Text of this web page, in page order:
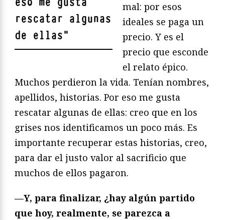
rescatar algunas
de ellas"
mal: por esos
ideales se paga un
precio. Y es el
precio que esconde
el relato épico.
Muchos perdieron la vida. Tenían nombres,
apellidos, historias. Por eso me gusta
rescatar algunas de ellas: creo que en los
grises nos identificamos un poco más. Es
importante recuperar estas historias, creo,
para dar el justo valor al sacrificio que
muchos de ellos pagaron.
—Y, para finalizar, ¿hay algún partido
que hoy, realmente, se parezca a